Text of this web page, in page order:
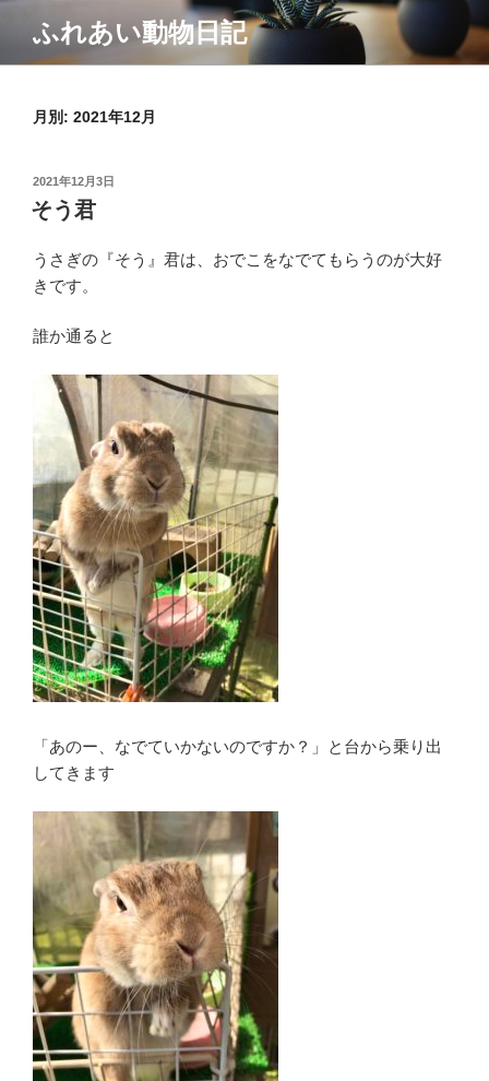
テ
ふれあい動物日記
月別: 2021年12月
投
稿
日:
2021年12月3日
そう君
うさぎの『そう』君は、おでこをなでてもらうのが大好
きです。
誰か通ると
「あのー、なでていかないのですか？」と台から乗り出
してきます